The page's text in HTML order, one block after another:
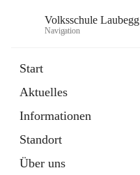
Volksschule Laubegg
Navigation
Start
Aktuelles
Informationen
Standort
Über uns
Artikel
in
Tab